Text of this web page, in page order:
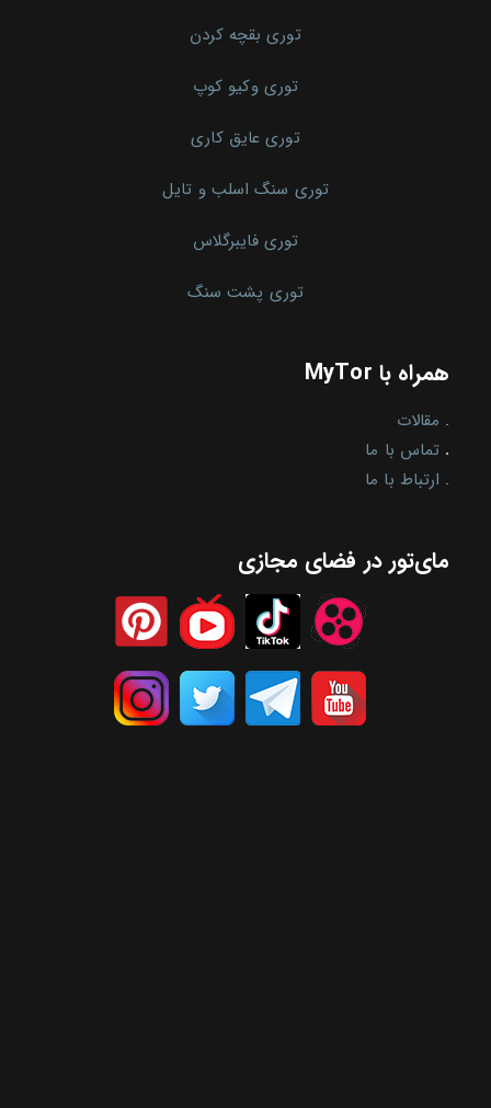
توری بقچه کردن
توری وکیو کوپ
توری عایق کاری
توری سنگ اسلب و تایل
توری فایبرگلاس
توری پشت سنگ
همراه با MyTor
. مقالات
. تماس با ما
. ارتباط با ما
مای‌تور در فضای مجازی